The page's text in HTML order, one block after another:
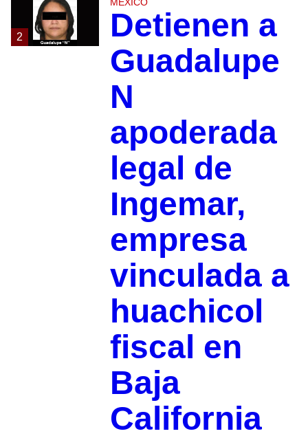
2
MÉXICO
Detienen a
Guadalupe
N
apoderada
legal de
Ingemar,
empresa
vinculada a
huachicol
fiscal en
Baja
California